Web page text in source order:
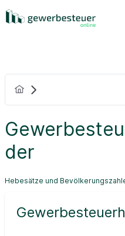
der
Hebesätze und